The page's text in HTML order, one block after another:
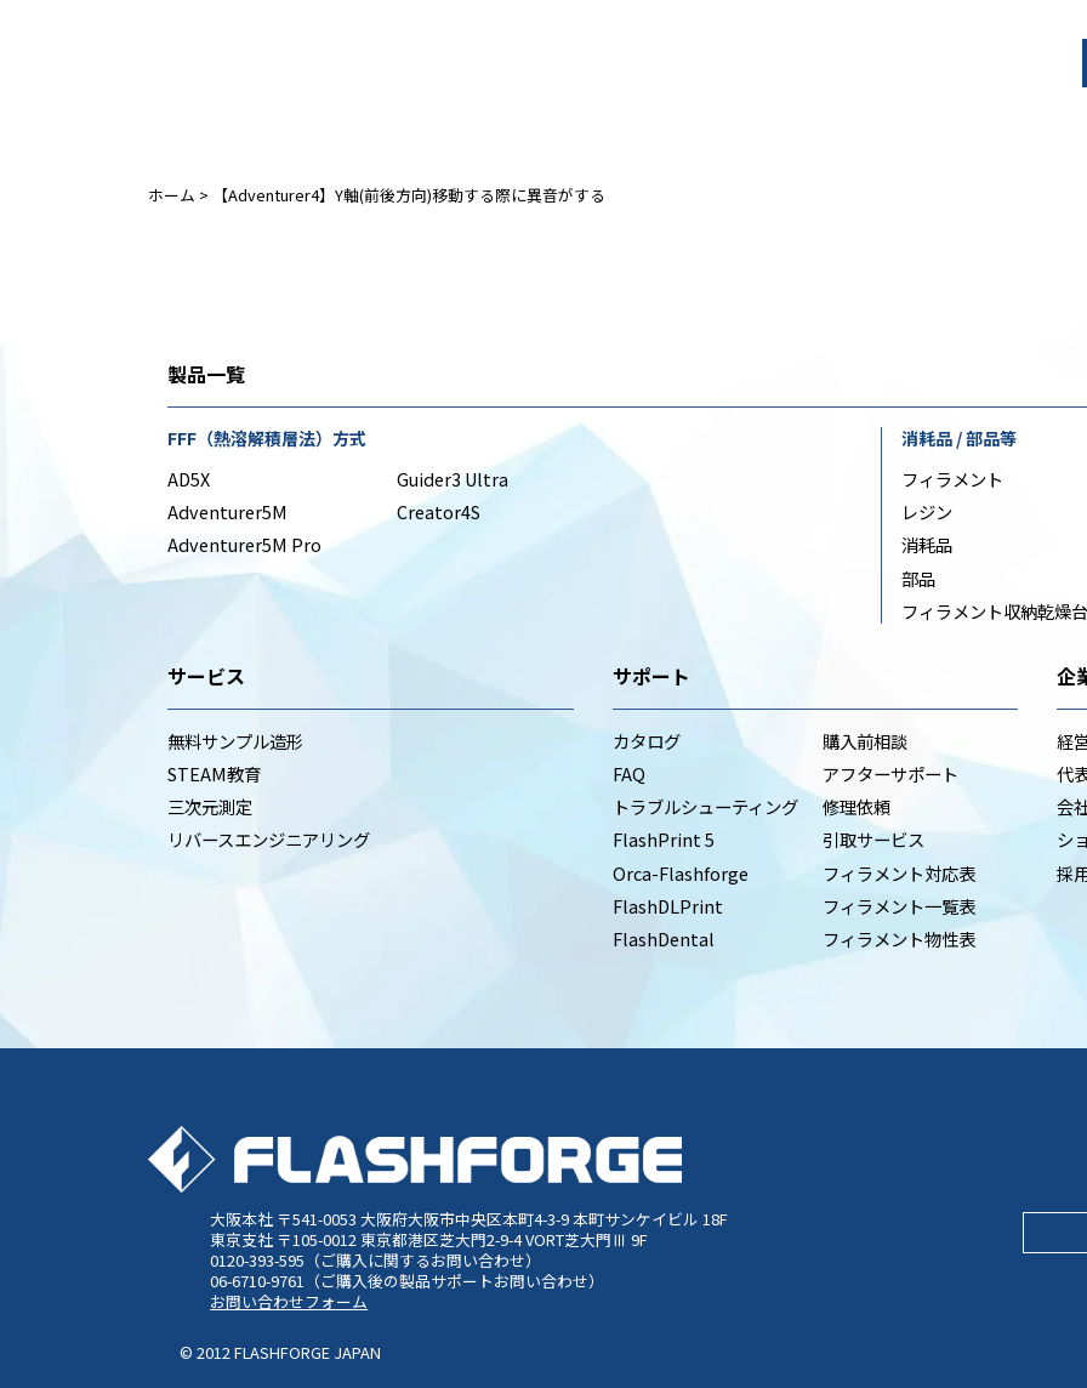
ホーム > 【Adventurer4】Y軸(前後方向)移動する際に異音がする
製品一覧
FFF（熱溶解積層法）方式
AD5X
Adventurer5M
Adventurer5M Pro
Guider3 Ultra
Creator4S
消耗品 / 部品等
フィラメント
レジン
消耗品
部品
フィラメント収納乾燥台
サービス
無料サンプル造形
STEAM教育
三次元測定
リバースエンジニアリング
サポート
カタログ
FAQ
トラブルシューティング
FlashPrint 5
Orca-Flashforge
FlashDLPrint
FlashDental
購入前相談
アフターサポート
修理依頼
引取サービス
フィラメント対応表
フィラメント一覧表
フィラメント物性表
企
経
代
会
シ
採
大阪本社 〒541-0053大阪府大阪市中央区本町4-3-9 本町サンケイビル 18F
東京支社 〒105-0012 東京都港区芝大門2-9-4 VORT芝大門Ⅲ 9F
0120-393-595（ご購入に関するお問い合わせ）
06-6710-9761（ご購入後の製品サポートお問い合わせ）
お問い合わせフォーム
© 2012 FLASHFORGE JAPAN